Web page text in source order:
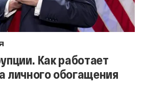
Как работает
личного обогащения